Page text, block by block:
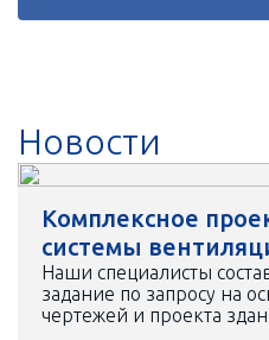
Новости
Комплексное
системы
Наши специалисты
задание по запросу на
чертежей и проекта